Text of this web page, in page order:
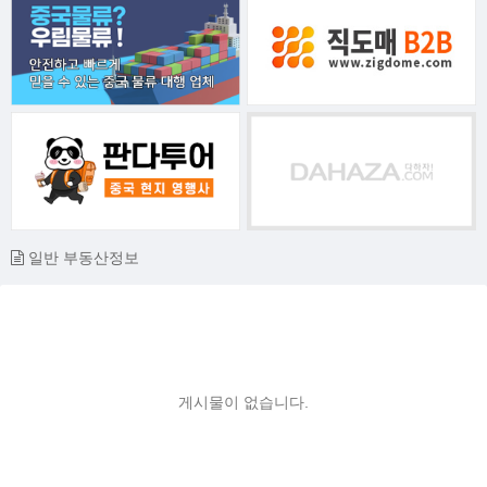
일반 부동산정보
게시물이 없습니다.